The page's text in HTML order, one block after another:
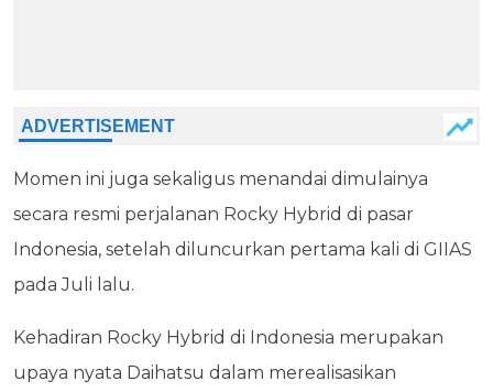
Momen ini juga sekaligus menandai dimulainya
secara resmi perjalanan Rocky Hybrid di pasar
Indonesia, setelah diluncurkan pertama kali di GIIAS
pada Juli lalu.
Kehadiran Rocky Hybrid di Indonesia merupakan
upaya nyata Daihatsu dalam merealisasikan